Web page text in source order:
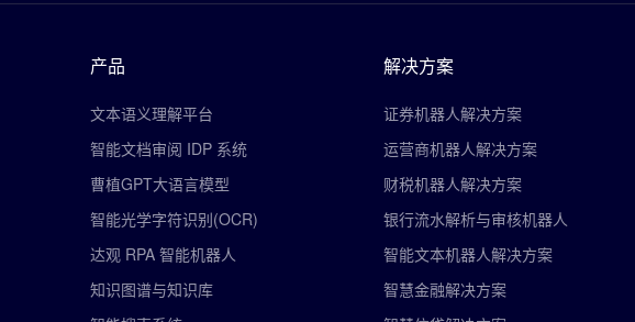
产品
文本语义理解平台
智能文档审阅 IDP 系统
曹植GPT大语言模型
智能光学字符识别(OCR)
达观 RPA 智能机器人
知识图谱与知识库
解决方案
证券机器人解决方案
运营商机器人解决方案
财税机器人解决方案
银行流水解析与审核机器人
智能文本机器人解决方案
智慧金融解决方案